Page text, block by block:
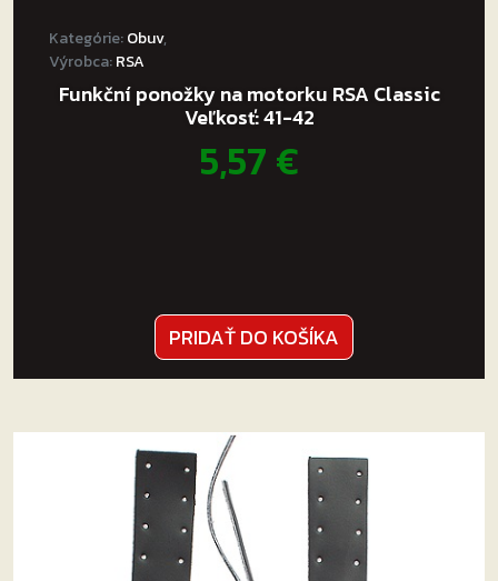
Kategórie:Obuv,
Výrobca:RSA
Funkční ponožky na motorku RSA Classic
Veľkosť: 41-42
5,57€
PRIDAŤ DO KOŠÍKA